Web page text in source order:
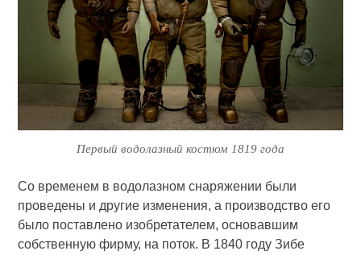
Первый водолазный костюм 1819 года
Со временем в водолазном снаряжении были
проведены и другие изменения, а производство его
было поставлено изобретателем, основавшим
собственную фирму, на поток. В 1840 году Зибе